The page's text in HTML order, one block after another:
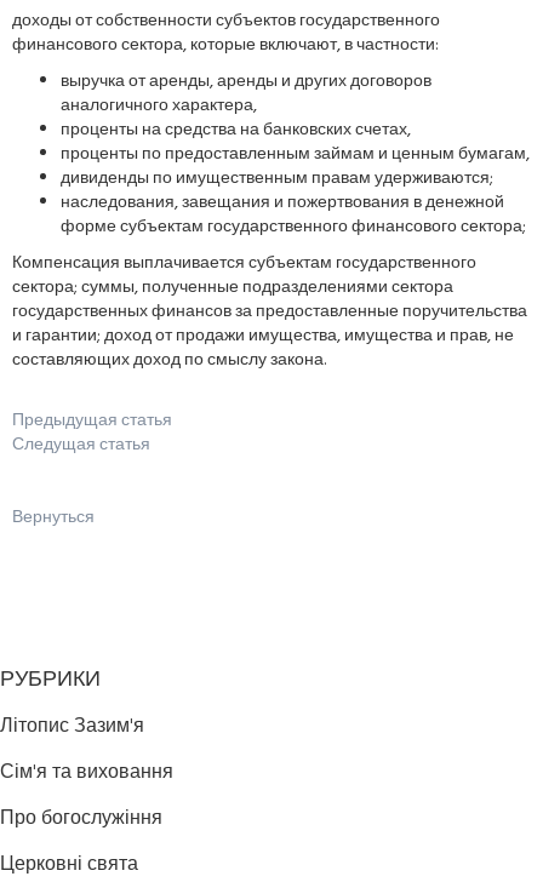
доходы от собственности субъектов государственного
финансового сектора, которые включают, в частности:
выручка от аренды, аренды и других договоров
аналогичного характера,
проценты на средства на банковских счетах,
проценты по предоставленным займам и ценным бумагам,
дивиденды по имущественным правам удерживаются;
наследования, завещания и пожертвования в денежной
форме субъектам государственного финансового сектора;
Компенсация выплачивается субъектам государственного
сектора; суммы, полученные подразделениями сектора
государственных финансов за предоставленные поручительства
и гарантии; доход от продажи имущества, имущества и прав, не
составляющих доход по смыслу закона.
Предыдущая статья
Следущая статья
Вернуться
РУБРИКИ
Літопис Зазим'я
Сім'я та виховання
Про богослужіння
Церковні свята